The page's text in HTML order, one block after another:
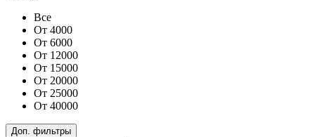
Все
От 4000
От 6000
От 12000
От 15000
От 20000
От 25000
От 40000
Доп. фильтры